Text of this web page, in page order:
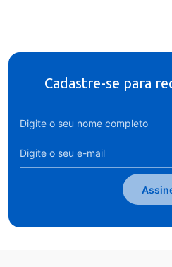
Cadastre-se para